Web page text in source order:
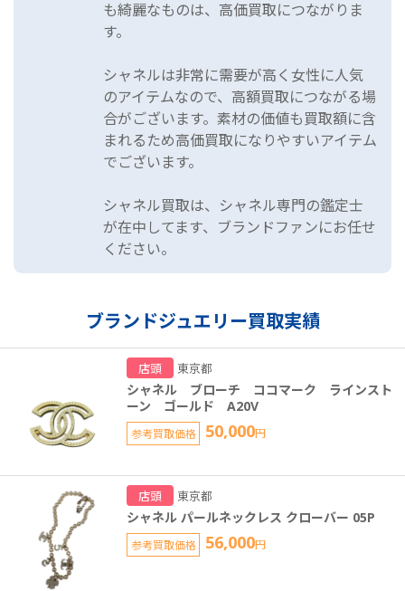
も綺麗なものは、高価買取につながりま
す。
シャネルは非常に需要が高く女性に人気
のアイテムなので、高額買取につながる場
合がございます。素材の価値も買取額に含
まれるため高価買取になりやすいアイテム
でございます。
シャネル買取は、シャネル専門の鑑定士
が在中してます、ブランドファンにお任せ
ください。
ブランドジュエリー買取実績
店頭 東京都
シャネル ブローチ ココマーク ラインスト
ーン ゴールド A20V
参考買取価格 50,000円
店頭 東京都
シャネル パールネックレス クローバー 05P
参考買取価格 56,000円